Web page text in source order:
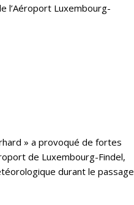
l’Aéroport Luxembourg-
» a provoqué de fortes
de Luxembourg-Findel,
durant le passage